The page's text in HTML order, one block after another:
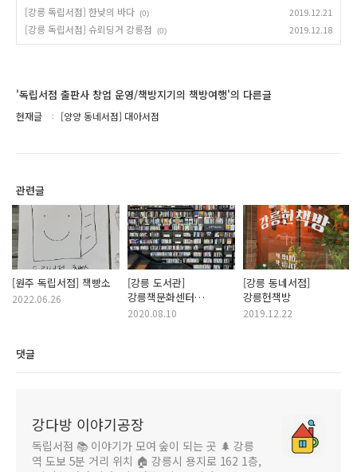
[강릉 독립서점] 한낮의 바다 (0) 2019.12.21
[강릉 독립서점] 슈뢰딩거 강릉점 (0) 2019.12.18
'독립서점 출판사 창업 운영/책방지기의 책방여행'의 다른글
현재글 [양양 동네서점] 대아서점
관련글
[원주 독립서점] 책빵소
2022.06.26
[강릉 도서관]
강릉책문화센터
(강릉시청 2층)
2020.08.10
[강릉 동네서점]
강릉헌책방
2019.12.22
댓글
강다방 이야기공장
독립서점 📚 이야기가 모여 숲이 되는 곳 🌲 강릉
역 도보 5분 거리 위치 🏠 강릉시 용지로 162 1층,